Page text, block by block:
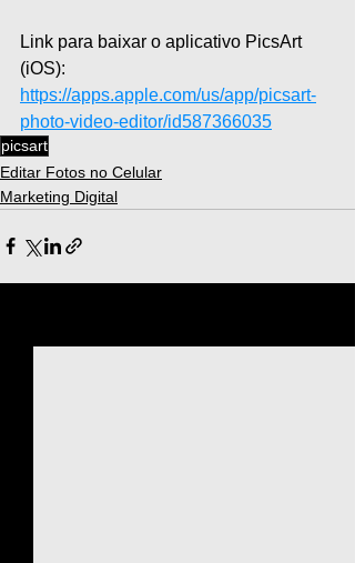
Link para baixar o aplicativo PicsArt
(iOS):
https://apps.apple.com/us/app/picsart-
photo-video-editor/id587366035
picsart
Editar Fotos no Celular
Marketing Digital